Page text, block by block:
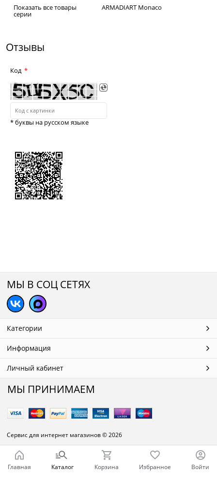
Показать все товары
серии
ARMADIART Monaco
Отзывы
Код
* буквы на русском языке
МЫ В СОЦ СЕТЯХ
Категории
Информация
Личный кабинет
МЫ ПРИНИМАЕМ
Сервис для интернет магазинов© 2026
Главная Каталог Корзина Избранное Войти